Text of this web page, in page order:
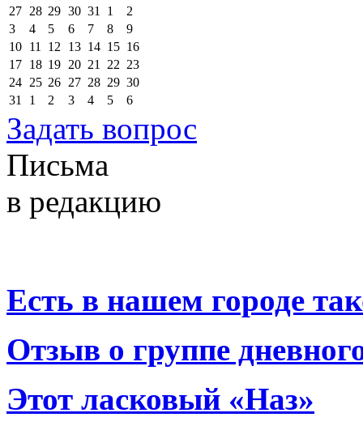
27 28 29 30 31 1
2
3
4 5 6 7 8
9
10 11 12 13 14 15 16
17 18 19 20 21 22 23
24 25 26 27 28 29 30
31
1 2 3 4 5 6
Задать вопрос
Письма
в редакцию
Есть в нашем городе
Отзыв о группе
Этот ласковый «Наз»